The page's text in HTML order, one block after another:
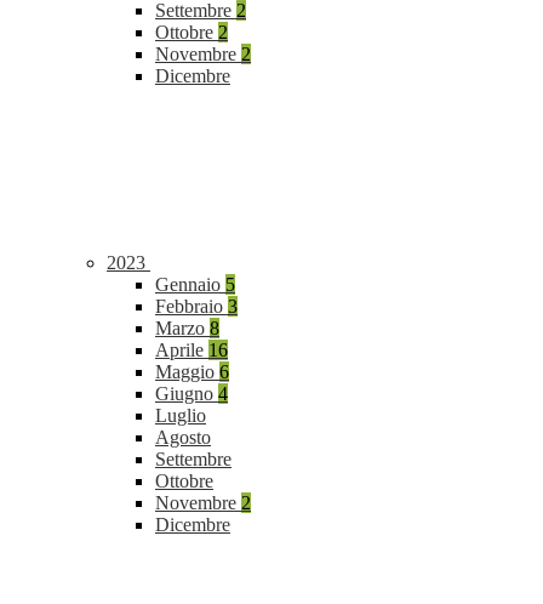
Settembre 2
Ottobre 2
Novembre 2
Dicembre
2023
Gennaio 5
Febbraio 3
Marzo 8
Aprile 16
Maggio 6
Giugno 4
Luglio
Agosto
Settembre
Ottobre
Novembre 2
Dicembre